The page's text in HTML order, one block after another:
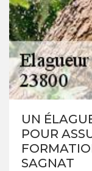
UN
POUR
SAGNAT